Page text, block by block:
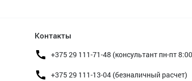
Контакты
+375 29 111-71-48 (консультант пн-пт
+375 29 111-13-04 (безналичный расчет)